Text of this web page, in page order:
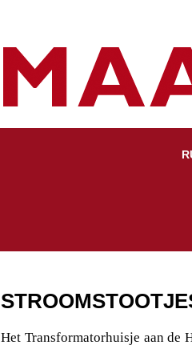
Het Transformatorhuisje aan de